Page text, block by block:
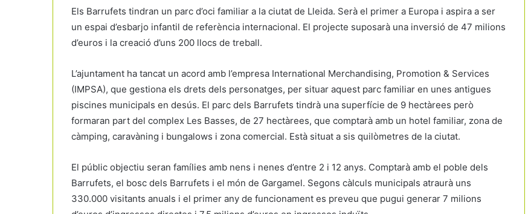
Els Barrufets tindran un parc d’oci familiar a la ciutat de Lleida. Serà el primer a Europa i aspira a ser
un espai d’esbarjo infantil de referència internacional. El projecte suposarà una inversió de 47 milions
d’euros i la creació d’uns 200 llocs de treball.
L’ajuntament ha tancat un acord amb l’empresa International Merchandising, Promotion & Services
(IMPSA), que gestiona els drets dels personatges, per situar aquest parc familiar en unes antigues
piscines municipals en desús. El parc dels Barrufets tindrà una superfície de 9 hectàrees però
formaran part del complex Les Basses, de 27 hectàrees, que comptarà amb un hotel familiar, zona de
càmping, caravàning i bungalows i zona comercial. Està situat a sis quilòmetres de la ciutat.
El públic objectiu seran famílies amb nens i nenes d’entre 2 i 12 anys. Comptarà amb el poble dels
Barrufets, el bosc dels Barrufets i el món de Gargamel. Segons càlculs municipals atraurà uns
330.000 visitants anuals i el primer any de funcionament es preveu que pugui generar 7 milions